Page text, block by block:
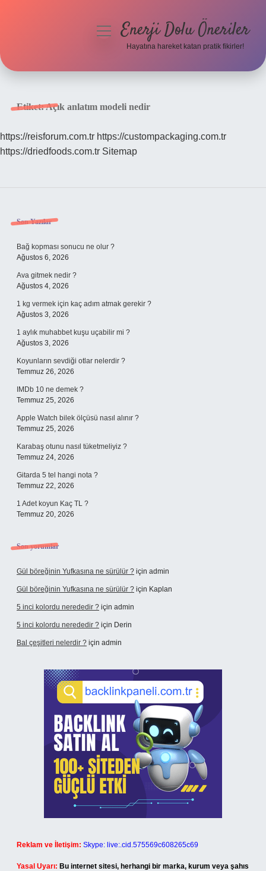
Hakkımızda
menüyüEnerji Dolu Öneriler
Hayatına hareket katan pratik fikirler!
Etiket:Açık anlatım modeli nedir
https://reisforum.com.tr https://custompackaging.com.tr
https://driedfoods.com.tr Sitemap
Sidebar
Son Yazılar
Bağ kopması sonucu ne olur ?
Ağustos 6, 2026
Ava gitmek nedir ?
Ağustos 4, 2026
1 kg vermek için kaç adım atmak gerekir ?
Ağustos 3, 2026
1 aylık muhabbet kuşu uçabilir mi ?
Ağustos 3, 2026
Koyunların sevdiği otlar nelerdir ?
Temmuz 26, 2026
IMDb 10 ne demek ?
Temmuz 25, 2026
Apple Watch bilek ölçüsü nasıl alınır ?
Temmuz 25, 2026
Karabaş otunu nasıl tüketmeliyiz ?
Temmuz 24, 2026
Gitarda 5 tel hangi nota ?
Temmuz 22, 2026
1 Adet koyun Kaç TL ?
Temmuz 20, 2026
Son yorumlar
Gül böreğinin Yufkasına ne sürülür ? için admin
Gül böreğinin Yufkasına ne sürülür ? için Kaplan
5 inci kolordu nerededir ? için admin
5 inci kolordu nerededir ? için Derin
Bal çeşitleri nelerdir ? için admin
Reklam ve İletişim: Skype: live:.cid.575569c608265c69
Yasal Uyarı: Bu internet sitesi, herhangi bir marka, kurum veya şahıs